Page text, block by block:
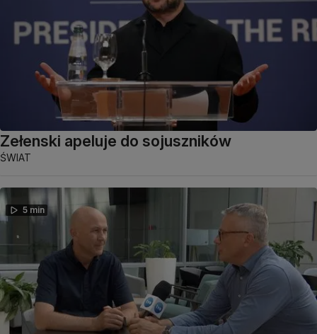
Zełenski apeluje do sojuszników
ŚWIAT
5 min